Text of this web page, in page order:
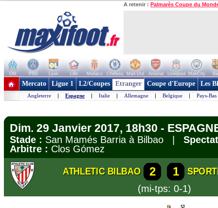
A retenir : Palmarès Coupe du
OM PSG Lyon Lille Monaco Chelsea Man Utd Arsenal Liverpool ManCity
+ de clubs
Mercato Ligue 1 L2/Coupes Etranger Coupe d'Europe Les
Angleterre | Espagne | Italie | Allemagne | Belgique | Pays-Bas
Dim. 29 Janvier 2017, 18h30 -
Stade : San Mamés Barria à Bilbao |
Arbitre : Clos Gómez
ATHLETIC BILBAO 2 1
(mi-tps: 0-1)